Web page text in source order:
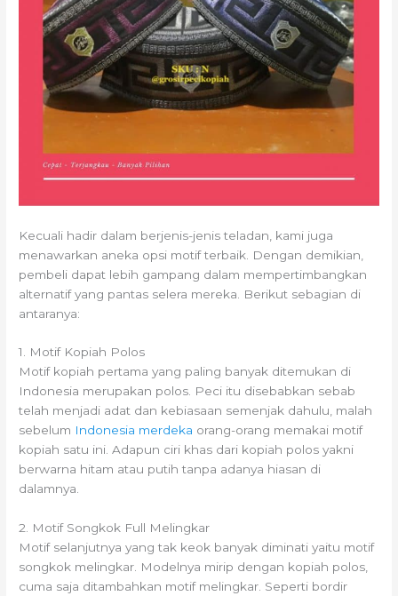
Kecuali hadir dalam berjenis-jenis teladan, kami juga
menawarkan aneka opsi motif terbaik. Dengan demikian,
pembeli dapat lebih gampang dalam mempertimbangkan
alternatif yang pantas selera mereka. Berikut sebagian di
antaranya:
1. Motif Kopiah Polos
Motif kopiah pertama yang paling banyak ditemukan di
Indonesia merupakan polos. Peci itu disebabkan sebab
telah menjadi adat dan kebiasaan semenjak dahulu, malah
sebelum Indonesia merdeka orang-orang memakai motif
kopiah satu ini. Adapun ciri khas dari kopiah polos yakni
berwarna hitam atau putih tanpa adanya hiasan di
dalamnya.
2. Motif Songkok Full Melingkar
Motif selanjutnya yang tak keok banyak diminati yaitu motif
songkok melingkar. Modelnya mirip dengan kopiah polos,
cuma saja ditambahkan motif melingkar. Seperti bordir